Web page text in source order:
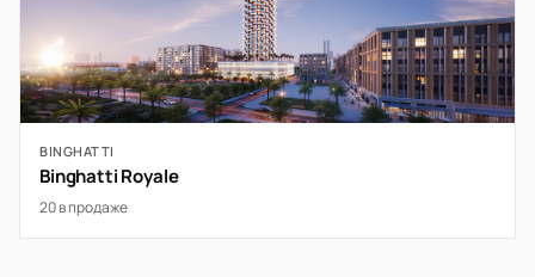
BINGHATTI
Binghatti Royale
20 в продаже